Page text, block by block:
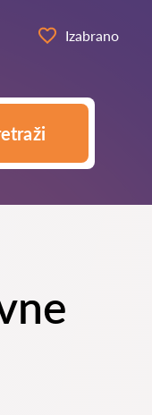
Izabrano